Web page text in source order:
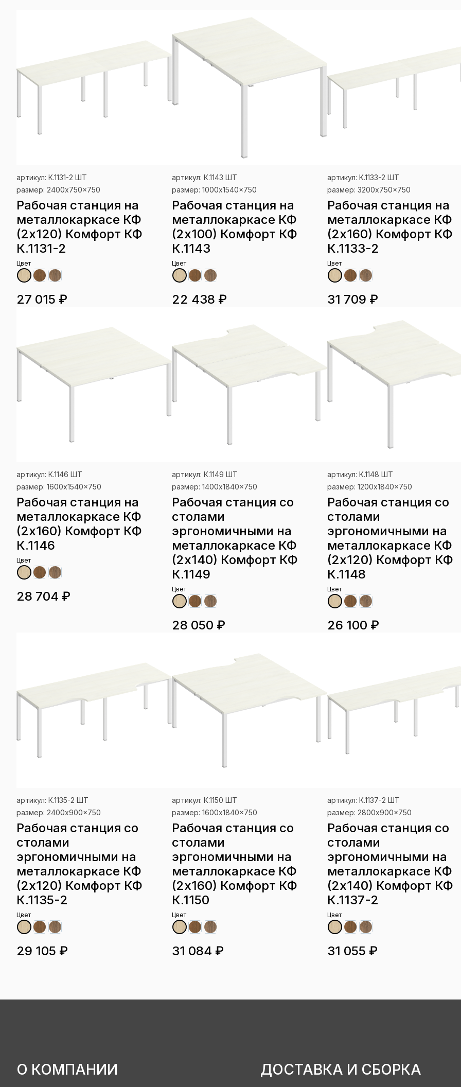
артикул: К.1131-2 ШТ
размер: 2400x750x750
Рабочая станция на
металлокаркасе КФ
(2х120) Комфорт КФ
К.1131-2
Цвет
27 015 ₽
артикул: К.1143 ШТ
размер: 1000x1540x750
Рабочая станция на
металлокаркасе КФ
(2х100) Комфорт КФ
К.1143
Цвет
22 438 ₽
артикул: К.1133-2 ШТ
размер: 3200x750x750
Рабочая станция на
металлокаркасе КФ
(2х160) Комфорт КФ
К.1133-2
Цвет
31 709 ₽
артикул: К.1146 ШТ
размер: 1600x1540x750
Рабочая станция на
металлокаркасе КФ
(2х160) Комфорт КФ
К.1146
Цвет
28 704 ₽
артикул: К.1149 ШТ
размер: 1400x1840x750
Рабочая станция со
столами
эргономичными на
металлокаркасе КФ
(2х140) Комфорт КФ
К.1149
Цвет
28 050 ₽
артикул: К.1148 ШТ
размер: 1200x1840x750
Рабочая станция со
столами
эргономичными на
металлокаркасе КФ
(2х120) Комфорт КФ
К.1148
Цвет
26 100 ₽
артикул: К.1135-2 ШТ
размер: 2400x900x750
Рабочая станция со
столами
эргономичными на
металлокаркасе КФ
(2х120) Комфорт КФ
К.1135-2
Цвет
29 105 ₽
артикул: К.1150 ШТ
размер: 1600x1840x750
Рабочая станция со
столами
эргономичными на
металлокаркасе КФ
(2х160) Комфорт КФ
К.1150
Цвет
31 084 ₽
артикул: К.1137-2 ШТ
размер: 2800x900x750
Рабочая станция со
столами
эргономичными на
металлокаркасе КФ
(2х140) Комфорт КФ
К.1137-2
Цвет
31 055 ₽
О КОМПАНИИ ДОСТАВКА И СБОРКА